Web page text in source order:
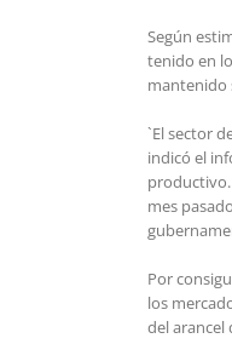
Según
tenido en
mantenido
`El sector
indicó el
productivo.
mes
Por
los
del arancel